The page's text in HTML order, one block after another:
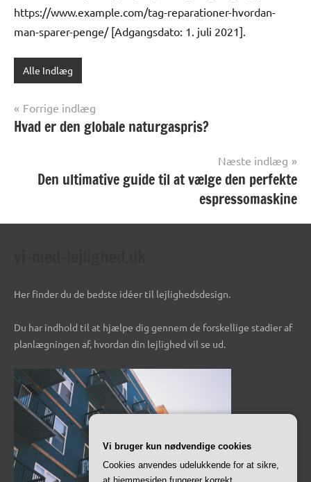
https://www.example.com/tag-reparationer-hvordan-
man-sparer-penge/ [Adgangsdato: 1. juli 2021].
Alle Indlæg
Indlægsnavigation
Forrige indlæg
Hvad er den globale naturgaspris?
Næste indlæg
Den ultimative guide til at vælge den perfekte
espressomaskine
Her finder du de bedste idéer til lejlighedsdesign.
Du har indhold til at hjælpe dig gennem de forskellige stadier af
planlægningen af, hvordan din lejlighed vil se ud.
Vi bruger kun nødvendige cookies
Cookies anvendes udelukkende for at sikre,